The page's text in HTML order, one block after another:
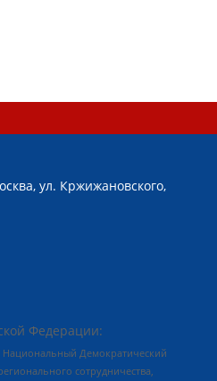
ул. Кржижановского,
Федерации:
Демократический
сотрудничества,